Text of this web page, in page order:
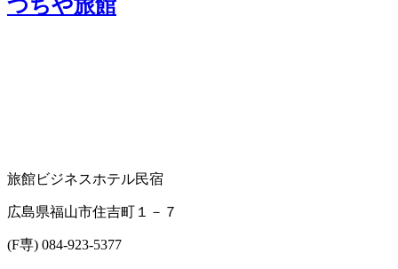
つちや旅館
旅館ビジネスホテル民宿
広島県福山市住吉町１－７
(F専) 084-923-5377